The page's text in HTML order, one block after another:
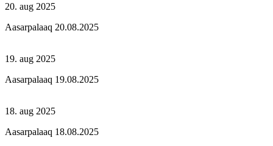
20. aug 2025
Aasarpalaaq 20.08.2025
19. aug 2025
Aasarpalaaq 19.08.2025
18. aug 2025
Aasarpalaaq 18.08.2025